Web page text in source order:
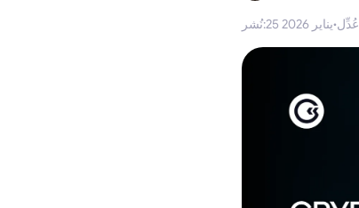
نُشر: 25 يناير 2026·عُدِّل